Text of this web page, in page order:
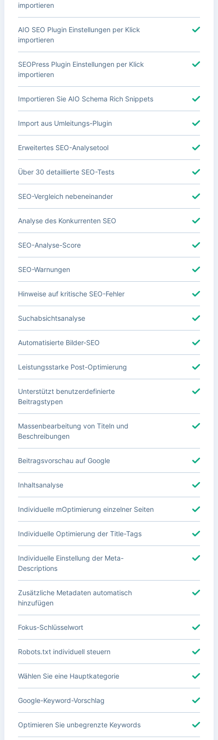
importieren
AIO SEO Plugin Einstellungen per Klick
importieren
SEOPress Plugin Einstellungen per Klick
importieren
Importieren Sie AIO Schema Rich Snippets
Import aus Umleitungs-Plugin
Erweitertes SEO-Analysetool
Über 30 detaillierte SEO-Tests
SEO-Vergleich nebeneinander
Analyse des Konkurrenten SEO
SEO-Analyse-Score
SEO-Warnungen
Hinweise auf kritische SEO-Fehler
Suchabsichtsanalyse
Automatisierte Bilder-SEO
Leistungsstarke Post-Optimierung
Unterstützt benutzerdefinierte
Beitragstypen
Massenbearbeitung von Titeln und
Beschreibungen
Beitragsvorschau auf Google
Inhaltsanalyse
Individuelle mOptimierung einzelner Seiten
Individuelle Optimierung der Title-Tags
Individuelle Einstellung der Meta-
Descriptions
Zusätzliche Metadaten automatisch
hinzufügen
Fokus-Schlüsselwort
Robots.txt individuell steuern
Wählen Sie eine Hauptkategorie
Google-Keyword-Vorschlag
Optimieren Sie unbegrenzte Keywords